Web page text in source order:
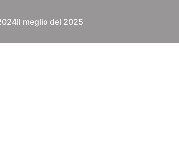
Il meglio del 2025